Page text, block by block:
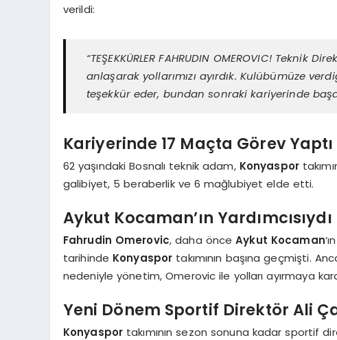
verildi:
“TEŞEKKÜRLER FAHRUDIN OMEROVIC! Teknik
anlaşarak yollarımızı ayırdık. Kulübümüze
teşekkür eder, bundan sonraki kariyerinde
Kariyerinde 17 Maçta Görev Yaptı
62 yaşındaki Bosnalı teknik adam, Konyaspor
galibiyet, 5 beraberlik ve 6 mağlubiyet elde etti.
Aykut Kocaman’ın Yardımcısıydı
Fahrudin Omerovic, daha önceAykut Kocaman
tarihinde Konyaspor takımının başına geçmişti.
nedeniyle yönetim, Omerovic ile yolları ayırmaya
Yeni Dönem Sportif Direktör Ali
Konyaspor takımının sezon sonuna kadar sportif